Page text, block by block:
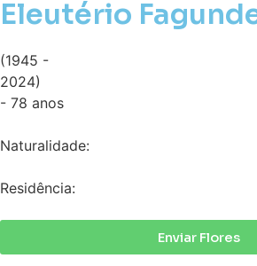
Eleutério
(1945 -
2024)
- 78 anos
Naturalidade:
Residência:
Enviar Flores